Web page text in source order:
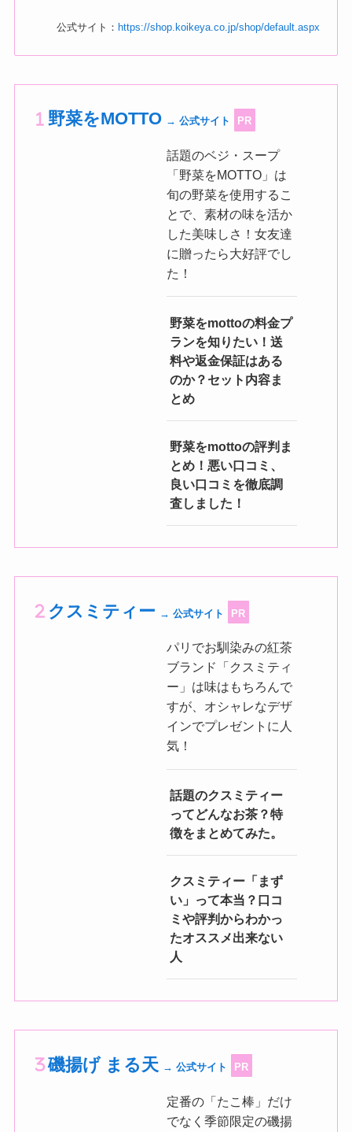
公式サイト： https://shop.koikeya.co.jp/shop/default.aspx
野菜をMOTTO → 公式サイト PR
話題のベジ・スープ
「野菜をMOTTO」は
旬の野菜を使用するこ
とで、素材の味を活か
した美味しさ！女友達
に贈ったら大好評でし
た！
野菜をmottoの料金プ
ランを知りたい！送
料や返金保証はある
のか？セット内容ま
とめ
野菜をmottoの評判ま
とめ！悪い口コミ、
良い口コミを徹底調
査しました！
クスミティー → 公式サイト PR
パリでお馴染みの紅茶
ブランド「クスミティ
ー」は味はもちろんで
すが、オシャレなデザ
インでプレゼントに人
気！
話題のクスミティー
ってどんなお茶？特
徴をまとめてみた。
クスミティー「まず
い」って本当？口コ
ミや評判からわかっ
たオススメ出来ない
人
磯揚げ まる天 → 公式サイト PR
定番の「たこ棒」だけ
でなく季節限定の磯揚